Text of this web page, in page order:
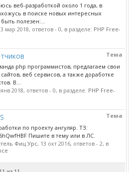
веб-разработкой около 1 года, в
в поиске новых интересных
полезен:...
мар 2018, ответов - 0, в разделе: PHP Free-
Тема
php программистов, предлагаем свои
веб сервисов, а также доработке
В...
2018, ответов - 0, в разделе: PHP Free-
Тема
по проекту ангуляр. ТЗ:
Пишите в тему или в ЛС.
Фиц Урс, 13 окт 2016, ответов - 2, в